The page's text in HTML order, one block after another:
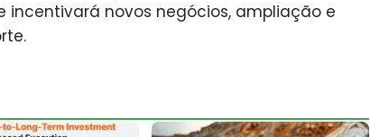
novos negócios, ampliação e